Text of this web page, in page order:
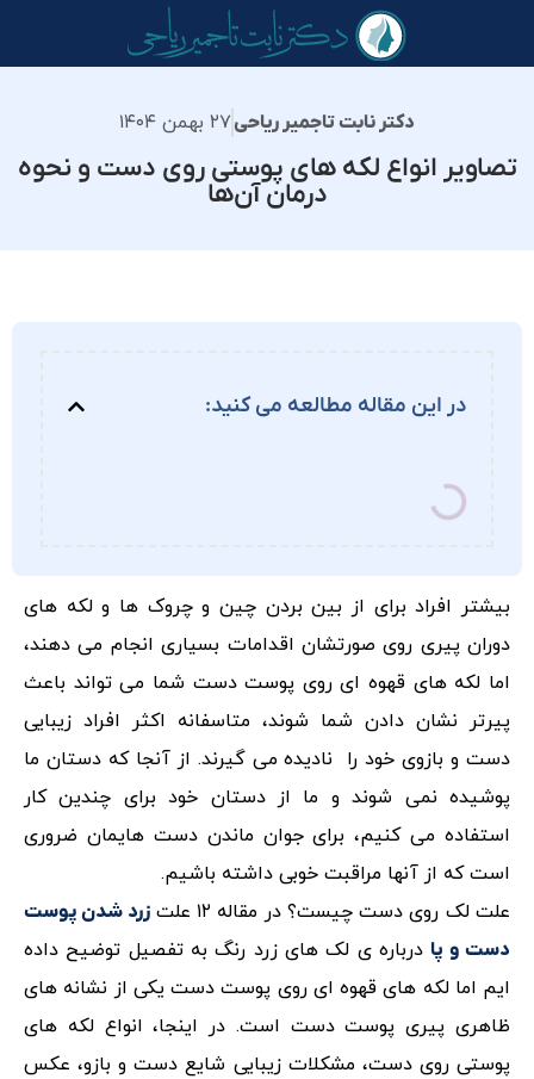
دکتر نابت تاجمیر ریاحی۲۷ بهمن ۱۴۰۴
تصاویر انواع لکه های پوستی روی دست و نحوه
درمان آن‌ها
در این مقاله مطالعه می کنید:
بیشتر افراد برای از بین بردن چین و چروک ها و لکه های
دوران پیری روی صورتشان اقدامات بسیاری انجام می دهند،
اما لکه های قهوه ای روی پوست دست شما می تواند باعث
پیرتر نشان دادن شما شوند، متاسفانه اکثر افراد زیبایی
دست و بازوی خود را نادیده می گیرند. از آنجا که دستان ما
پوشیده نمی شوند و ما از دستان خود برای چندین کار
استفاده می کنیم، برای جوان ماندن دست هایمان ضروری
است که از آنها مراقبت خوبی داشته باشیم.
علت لک روی دست چیست؟ در مقاله ۱۲ علت
زرد شدن پوست
دست و پا درباره ی لک های زرد رنگ به تفصیل توضیح داده
ایم اما لکه های قهوه ای روی پوست دست یکی از نشانه های
ظاهری پیری پوست دست است. در اینجا، انواع لکه های
پوستی روی دست، مشکلات زیبایی شایع دست و بازو، عکس